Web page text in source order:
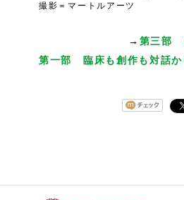
撮影＝マートルアーツ
→ 第三部
第一部 臨床も創作も対話か